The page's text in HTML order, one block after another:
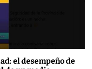
el desempeño de